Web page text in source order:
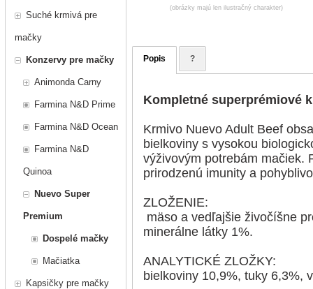
Suché krmivá pre
mačky
Konzervy pre mačky
Animonda Carny
Farmina N&D Prime
Farmina N&D Ocean
Farmina N&D
Quinoa
Nuevo Super
Premium
Dospelé mačky
Mačiatka
Kapsičky pre mačky
(obrázky majú len ilustračný charakter)
Popis ?
Kompletné superprémiové
Krmivo Nuevo Adult Beef
bielkoviny s vysokou
výživovým potrebám mačiek.
prirodzenú imunity a
ZLOŽENIE:
mäso a vedľajšie živočíšne
minerálne látky 1%.
ANALYTICKÉ ZLOŽKY:
bielkoviny 10,9%, tuky 6,3%,